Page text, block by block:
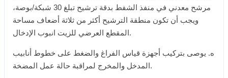
مرشح معدني في منفذ الشفط بدقة ترشيح تبلغ 30 شبكة/بوصة،
ويجب أن تكون منطقة الترشيح أكثر من ثلاثة أضعاف مساحة
المقطع العرضي للزيت انبوب الإدخال.
ه. يوصى بتركيب أجهزة قياس الفراغ والضغط على خطوط أنابيب
المدخل والمخرج لمراقبة حالة عمل المضخة.